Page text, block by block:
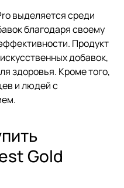
выделяется среди
благодаря своему
Продукт
добавок,
здоровья. Кроме того,
и людей с
Gold